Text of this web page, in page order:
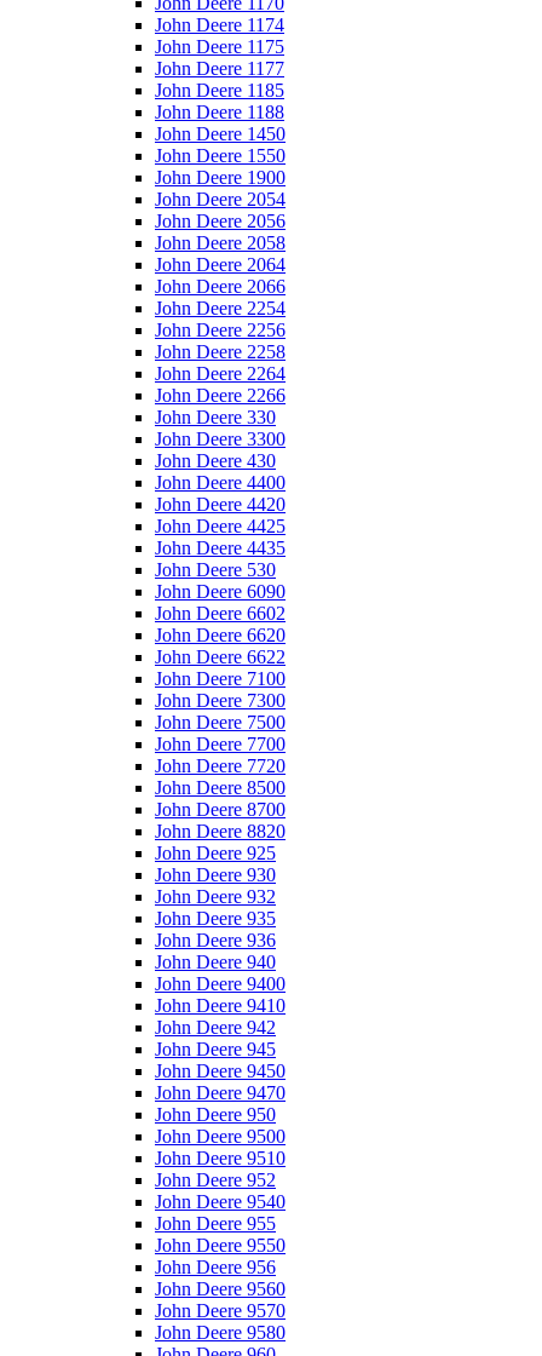
John Deere 1174
John Deere 1175
John Deere 1177
John Deere 1185
John Deere 1188
John Deere 1450
John Deere 1550
John Deere 1900
John Deere 2054
John Deere 2056
John Deere 2058
John Deere 2064
John Deere 2066
John Deere 2254
John Deere 2256
John Deere 2258
John Deere 2264
John Deere 2266
John Deere 330
John Deere 3300
John Deere 430
John Deere 4400
John Deere 4420
John Deere 4425
John Deere 4435
John Deere 530
John Deere 6090
John Deere 6602
John Deere 6620
John Deere 6622
John Deere 7100
John Deere 7300
John Deere 7500
John Deere 7700
John Deere 7720
John Deere 8500
John Deere 8700
John Deere 8820
John Deere 925
John Deere 930
John Deere 932
John Deere 935
John Deere 936
John Deere 940
John Deere 9400
John Deere 9410
John Deere 942
John Deere 945
John Deere 9450
John Deere 9470
John Deere 950
John Deere 9500
John Deere 9510
John Deere 952
John Deere 9540
John Deere 955
John Deere 9550
John Deere 956
John Deere 9560
John Deere 9570
John Deere 9580